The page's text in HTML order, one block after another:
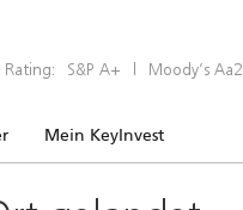
Rating: S&P A+ | Moody’s Aa2
Mein KeyInvest